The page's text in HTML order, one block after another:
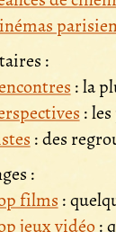
:
: la
:
: des
:
films :
jeux vidéo: